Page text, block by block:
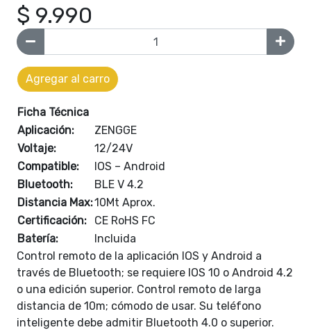
$ 9.990
Agregar al carro
Ficha Técnica
Aplicación:
ZENGGE
Voltaje:
12/24V
Compatible:
IOS – Android
Bluetooth:
BLE V 4.2
Distancia Max:10Mt Aprox.
Certificación:
CE RoHS FC
Batería:
Incluida
Control remoto de la aplicación IOS y Android a
través de Bluetooth; se requiere IOS 10 o Android 4.2
o una edición superior. Control remoto de larga
distancia de 10m; cómodo de usar. Su teléfono
inteligente debe admitir Bluetooth 4.0 o superior.